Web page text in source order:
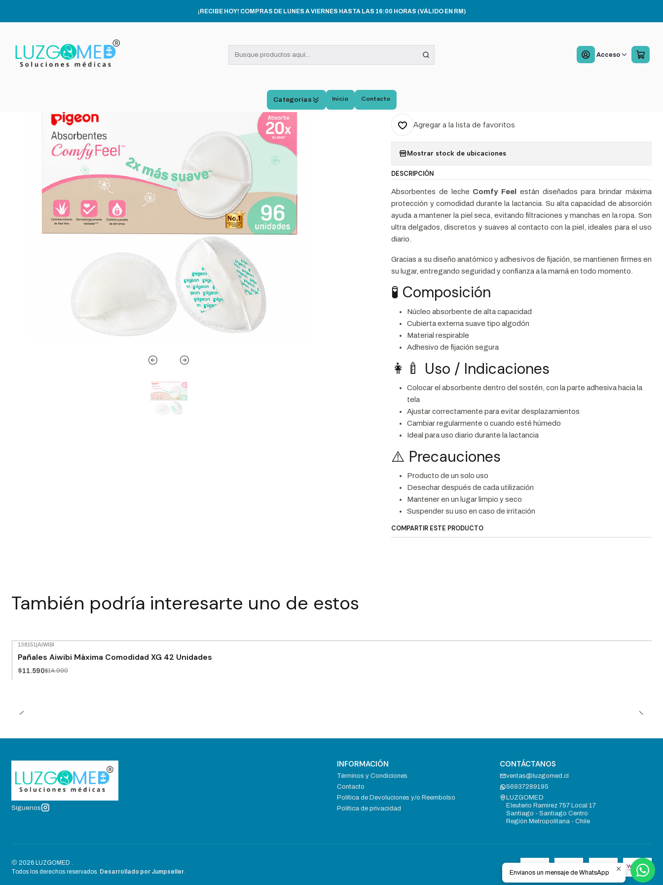
Acceso
Categorías Inicio Contacto
¡RECIBE HOY! COMPRAS DE LUNES A VIERNES HASTA LAS 16:00 HORAS (VÁLIDO EN RM)
Inicio MATERNIDAD Absorbente De Leche Comfy Feel 96 Unid
Absorbente De Leche Comfy
Feel 96 Unid
Agregar a la lista de favoritos
Mostrar stock de ubicaciones
DESCRIPCIÓN
Absorbentes de leche Comfy Feel
están diseñados para brindar máxima
protección y comodidad durante la lactancia. Su alta capacidad de absorción
ayuda a mantener la piel seca, evitando filtraciones y manchas en la ropa. Son
ultra delgados, discretos y suaves al contacto con la piel, ideales para el uso
diario.
Gracias a su diseño anatómico y adhesivos de fijación, se mantienen firmes en
su lugar, entregando seguridad y confianza a la mamá en todo momento.
🧪 Composición
Núcleo absorbente de alta capacidad
Cubierta externa suave tipo algodón
Material respirable
Adhesivo de fijación segura
👩‍🍼 Uso / Indicaciones
Colocar el absorbente dentro del sostén, con la parte adhesiva hacia la
tela
Ajustar correctamente para evitar desplazamientos
Cambiar regularmente o cuando esté húmedo
Ideal para uso diario durante la lactancia
⚠️ Precauciones
Producto de un solo uso
Desechar después de cada utilización
Mantener en un lugar limpio y seco
Suspender su uso en caso de irritación
COMPARTIR ESTE PRODUCTO
También podría interesarte uno de estos
138151 |AIWIBI
Pañales Aiwibi Máxima Comodidad XG 42 Unidades
$11.590$14.990
Síguenos
INFORMACIÓN
Términos y Condiciones
Contacto
Política de Devoluciones y/o Reembolso
Política de privacidad
CONTÁCTANOS
ventas@luzgomed.cl
56937289195
LUZGOMED
Eleuterio Ramirez 757 Local 17
Santiago - Santiago Centro
Región Metropolitana - Chile
2026 LUZGOMED .
Todos los derechos reservados. Desarrollado por Jumpseller. Envíanos un mensaje de WhatsApp